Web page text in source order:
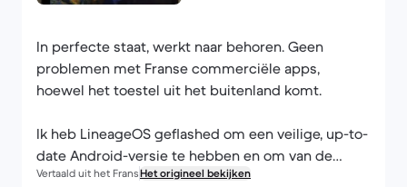
In perfecte staat, werkt naar behoren. Geen
problemen met Franse commerciële apps,
hoewel het toestel uit het buitenland komt.
Ik heb LineageOS geflashed om een veilige, up-to-
date Android-versie te hebben en om van de
opdringerige (en indiscrete) rommel van
Vertaald uit het FransHet origineel bekijken